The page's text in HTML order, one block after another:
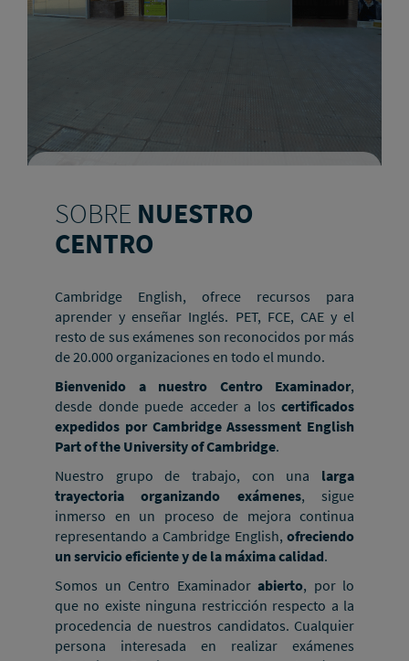
SOBRE NUESTRO
CENTRO
Cambridge English, ofrece recursos para
aprender y enseñar Inglés. PET, FCE, CAE y el
resto de sus exámenes son reconocidos por más
de 20.000 organizaciones en todo el mundo.
Bienvenido a nuestro Centro Examinador,
desde donde puede acceder a los certificados
expedidos por Cambridge Assessment English
Part of the University of Cambridge.
Nuestro grupo de trabajo, con una larga
trayectoria organizando exámenes, sigue
inmerso en un proceso de mejora continua
representando a Cambridge English, ofreciendo
un servicio eficiente y de la máxima calidad.
Somos un Centro Examinador abierto, por lo
que no existe ninguna restricción respecto a la
procedencia de nuestros candidatos. Cualquier
persona interesada en realizar exámenes